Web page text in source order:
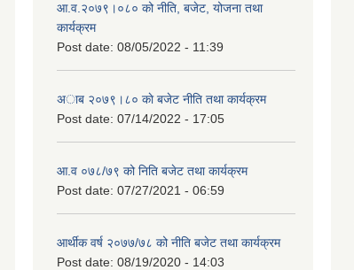
आ.व.२०७९।०८० को नीति, बजेट, योजना तथा
कार्यक्रम
Post date: 08/05/2022 - 11:39
अाब २०७९।८० काे बजेट नीति तथा कार्यक्रम
Post date: 07/14/2022 - 17:05
आ.व ०७८/७९ को निति बजेट तथा कार्यक्रम
Post date: 07/27/2021 - 06:59
आर्थीक वर्ष २०७७/७८ को नीति बजेट तथा कार्यक्रम
Post date: 08/19/2020 - 14:03